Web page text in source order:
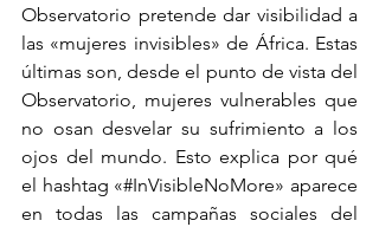
Observatorio pretende dar visibilidad a
las «mujeres invisibles» de África. Estas
últimas son, desde el punto de vista del
Observatorio, mujeres vulnerables que
no osan desvelar su sufrimiento a los
ojos del mundo. Esto explica por qué
el hashtag «#InVisibleNoMore» aparece
en todas las campañas sociales del